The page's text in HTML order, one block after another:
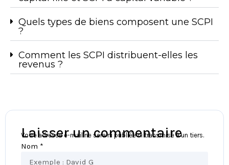
Quels types de biens composent une SCPI
?
Comment les SCPI distribuent-elles les
revenus ?
Laisser un commentaire
Votre adresse e-mail ne sera ni publiée ni transmise à un tiers.
Nom *